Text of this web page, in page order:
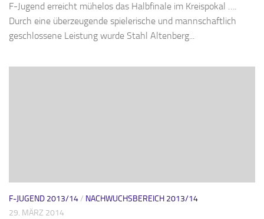
F-Jugend erreicht mühelos das Halbfinale im Kreispokal ….
Durch eine überzeugende spielerische und mannschaftlich
geschlossene Leistung wurde Stahl Altenberg...
F-JUGEND 2013/14/ NACHWUCHSBEREICH 2013/14
29. MÄRZ 2014